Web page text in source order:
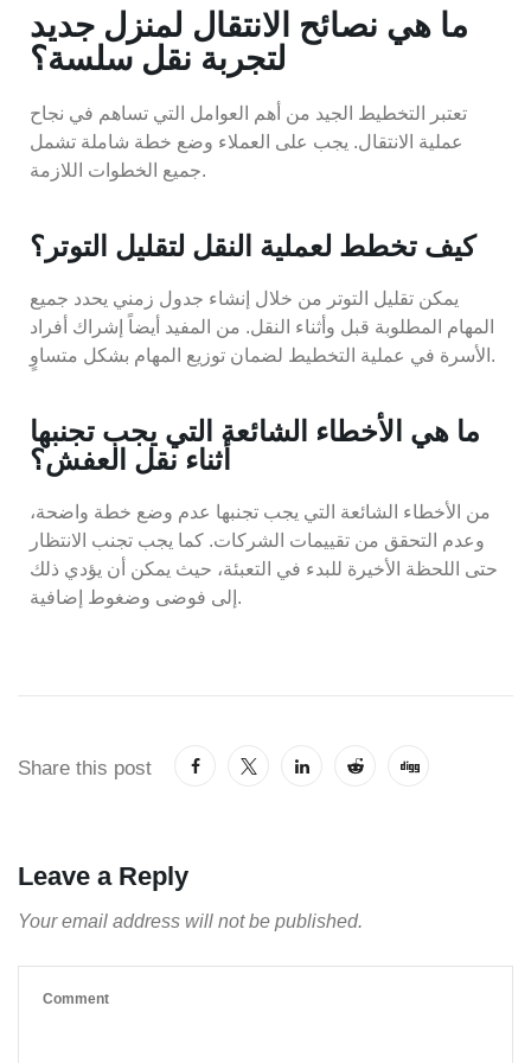
ما هي نصائح الانتقال لمنزل جديد
لتجربة نقل سلسة؟
تعتبر التخطيط الجيد من أهم العوامل التي تساهم في نجاح
عملية الانتقال. يجب على العملاء وضع خطة شاملة تشمل
جميع الخطوات اللازمة.
كيف تخطط لعملية النقل لتقليل التوتر؟
يمكن تقليل التوتر من خلال إنشاء جدول زمني يحدد جميع
المهام المطلوبة قبل وأثناء النقل. من المفيد أيضاً إشراك أفراد
الأسرة في عملية التخطيط لضمان توزيع المهام بشكل متساوٍ.
ما هي الأخطاء الشائعة التي يجب تجنبها
أثناء نقل العفش؟
من الأخطاء الشائعة التي يجب تجنبها عدم وضع خطة واضحة،
وعدم التحقق من تقييمات الشركات. كما يجب تجنب الانتظار
حتى اللحظة الأخيرة للبدء في التعبئة، حيث يمكن أن يؤدي ذلك
إلى فوضى وضغوط إضافية.
Share this post
Leave a Reply
Your email address will not be published.